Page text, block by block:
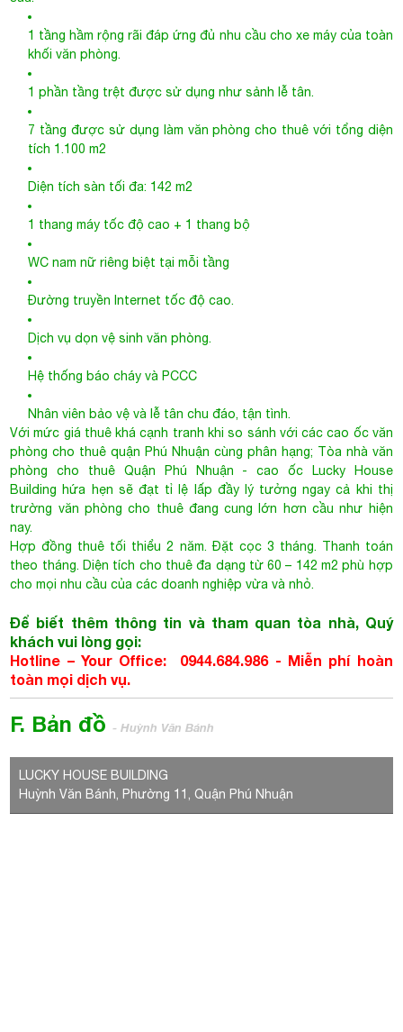
Diện tích sàn tối đa: 142 m2
1 thang máy tốc độ cao + 1 thang bộ
WC nam nữ riêng biệt tại mỗi tầng
Đường truyền Internet tốc độ cao.
Dịch vụ dọn vệ sinh văn phòng.
Hệ thống báo cháy và PCCC
Nhân viên bảo vệ và lễ tân chu đáo, tận tình.
Với mức giá thuê khá cạnh tranh khi so sánh với các cao ốc văn
phòng cho thuê quận Phú Nhuận cùng phân hạng;
phòng cho thuê Quận Phú Nhuận
Building hứa hẹn sẽ đạt tỉ lệ lấp đầy lý tưởng ngay cả khi thị
trường văn phòng cho thuê đang cung lớn hơn cầu như hiện
nay.
Hợp đồng thuê tối thiểu 2 năm. Đặt cọc 3 tháng. Thanh toán
theo tháng. Diện tích cho thuê đa dạng từ 60 – 142 m2 phù hợp
cho mọi nhu cầu của các doanh nghiệp vừa và nhỏ.
Để biết thêm thông tin và tham quan tòa nhà, Quý
khách vui lòng gọi:
Hotline – Your Office: 0944.684.986 - Miễn phí hoàn
toàn mọi dịch vụ.
F. Bản đồ - Huỳnh Văn Bánh
LUCKY HOUSE BUILDING
Huỳnh Văn Bánh, Phường 11, Quận Phú Nhuận